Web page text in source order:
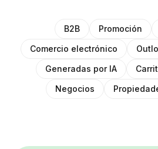
B2B Promoción
Comercio electrónico
Generadas por IA
Negocios